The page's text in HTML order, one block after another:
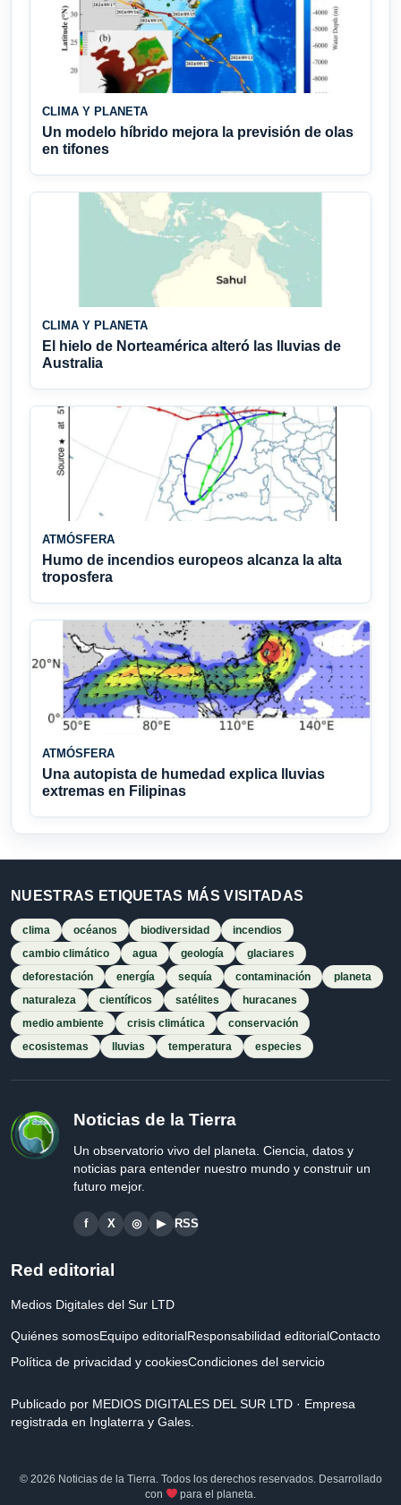
CLIMA Y PLANETA
Un modelo híbrido mejora la previsión de olas
en tifones
CLIMA Y PLANETA
El hielo de Norteamérica alteró las lluvias de
Australia
ATMÓSFERA
Humo de incendios europeos alcanza la alta
troposfera
ATMÓSFERA
Una autopista de humedad explica lluvias
extremas en Filipinas
NUESTRAS ETIQUETAS MÁS VISITADAS
clima océanos biodiversidad
incendios
cambio climático
agua geología
glaciares
deforestación
energía sequía contaminación
planeta
naturaleza
científicos satélites
huracanes
medio ambiente
crisis climática
conservación
ecosistemas
lluvias temperatura especies
Noticias de la Tierra
Un observatorio vivo del planeta. Ciencia, datos y
noticias para entender nuestro mundo y construir un
futuro mejor.
f X ◎ ▶ RSS
Red editorial
Medios Digitales del Sur LTD
Quiénes somosEquipo editorialResponsabilidad editorialContacto
Política de privacidad y cookiesCondiciones del servicio
Publicado por MEDIOS DIGITALES DEL SUR LTD · Empresa
registrada en Inglaterra y Gales.
© 2026 Noticias de la Tierra. Todos los derechos reservados. Desarrollado
con
para el planeta.